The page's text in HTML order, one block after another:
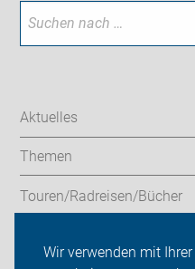
Wir verwenden mit
Aktuelles
Themen
Touren/Radreisen/Bücher